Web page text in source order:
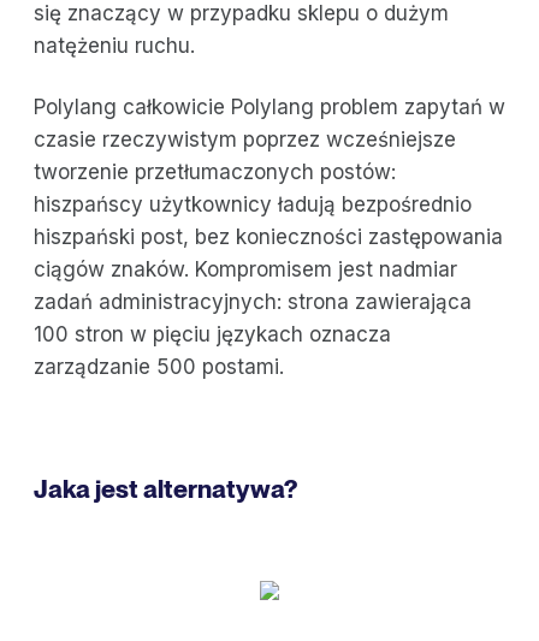
się znaczący w przypadku sklepu o dużym
natężeniu ruchu.
Polylang całkowicie Polylang problem zapytań w
czasie rzeczywistym poprzez wcześniejsze
tworzenie przetłumaczonych postów:
hiszpańscy użytkownicy ładują bezpośrednio
hiszpański post, bez konieczności zastępowania
ciągów znaków. Kompromisem jest nadmiar
zadań administracyjnych: strona zawierająca
100 stron w pięciu językach oznacza
zarządzanie 500 postami.
Jaka jest alternatywa?